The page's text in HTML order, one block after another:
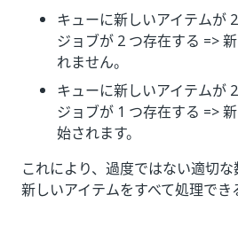
キューに新しいアイテムが
ジョブが 2 つ存在する =>
れません。
キューに新しいアイテムが
ジョブが 1 つ存在する =>
始されます。
これにより、過度ではない適切な
新しいアイテムをすべて処理でき